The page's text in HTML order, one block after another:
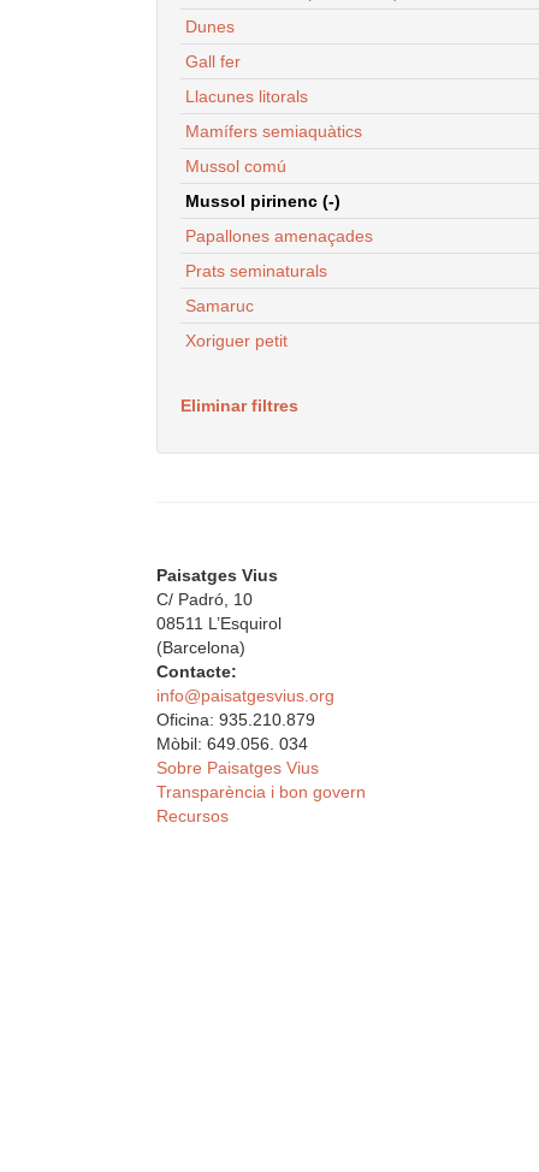
Dunes
Gall fer
Llacunes litorals
Mamífers semiaquàtics
Mussol comú
Mussol pirinenc (-)
Papallones amenaçades
Prats seminaturals
Samaruc
Xoriguer petit
Eliminar filtres
Paisatges Vius
C/ Padró, 10
08511 L’Esquirol
(Barcelona)
Contacte:
info@paisatgesvius.org
Oficina: 935.210.879
Mòbil: 649.056. 034
Sobre Paisatges Vius
Transparència i bon govern
Recursos